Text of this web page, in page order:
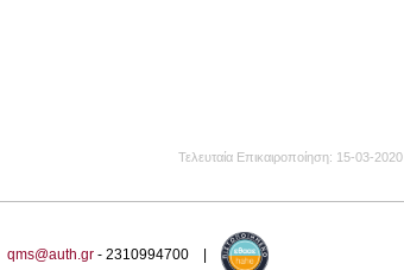
Τελευταία Επικαιροποίηση 15-03-2020
qms@auth.gr - 2310994700 |